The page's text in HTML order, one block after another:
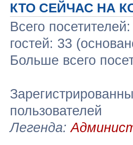
КТО СЕЙЧАС НА
Всего посетителей:
гостей: 33
Больше всего
пользователей
Легенда: